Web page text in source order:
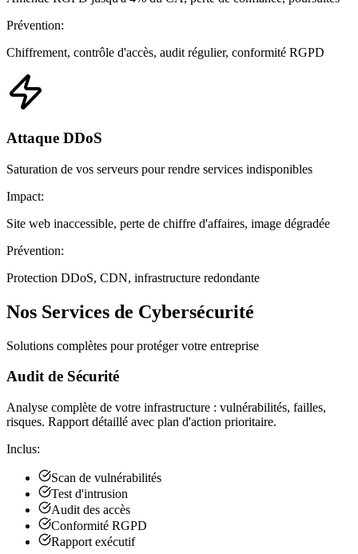
Prévention:
Chiffrement, contrôle d'accès, audit régulier, conformité RGPD
Attaque DDoS
Saturation de vos serveurs pour rendre services indisponibles
Impact:
Site web inaccessible, perte de chiffre d'affaires, image dégradée
Prévention:
Protection DDoS, CDN, infrastructure redondante
Nos Services de Cybersécurité
Solutions complètes pour protéger votre entreprise
Audit de Sécurité
Analyse complète de votre infrastructure : vulnérabilités, failles,
risques. Rapport détaillé avec plan d'action prioritaire.
Inclus:
Scan de vulnérabilités
Test d'intrusion
Audit des accès
Conformité RGPD
Rapport exécutif